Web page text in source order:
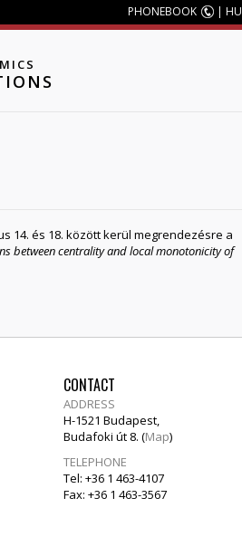
PHONEBOOK | HU
14. és 18. között kerül megrendezésre a
between centrality and local monotonicity of
CONTACT
ADDRESS
H-1521 Budapest,
Budafoki út 8. (Map)
TELEPHONE
Tel: +36 1 463-4107
Fax: +36 1 463-3567